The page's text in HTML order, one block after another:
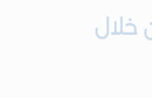
خلال